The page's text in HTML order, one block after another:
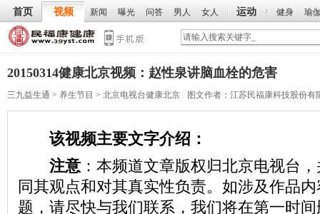
首页 视频 新闻 曝光 问答 男人 女人 运动 健身 瑜
20150314健康北京视频：赵性泉讲脑血栓的危害
三九益生通 > 养生节目 > 北京电视台健康北京 图文作者： 江苏民福康科技股份有
该视频主要文字介绍：
注意 ：本频道文章版权归北京电视台
同其观点和对其真实性负责。如涉及作品
题，请尽快与我们联系，我们将在第一时